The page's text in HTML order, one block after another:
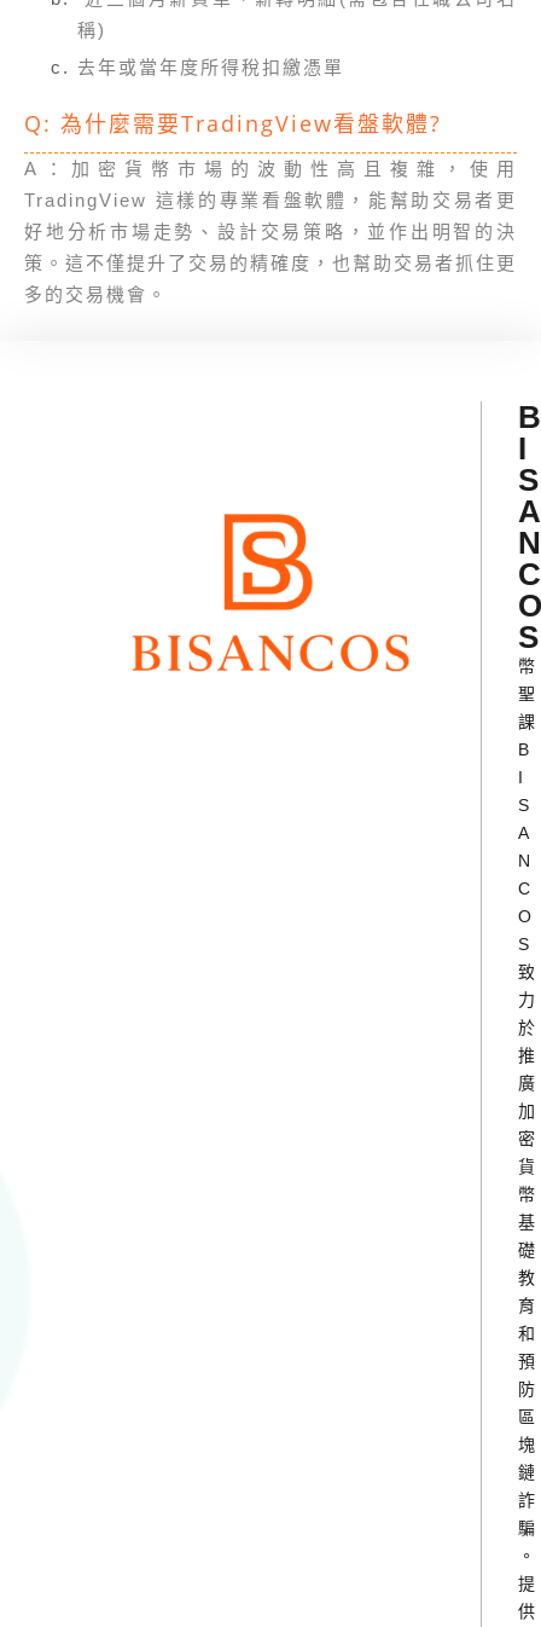
稱)
去年或當年度所得稅扣繳憑單
Q: 為什麼需要TradingView看盤軟體?
A：加密貨幣市場的波動性高且複雜，使用
TradingView 這樣的專業看盤軟體，能幫助交易者更
好地分析市場走勢、設計交易策略，並作出明智的決
策。這不僅提升了交易的精確度，也幫助交易者抓住更
多的交易機會。
B
I
S
A
N
C
O
S
幣
聖
課
B
I
S
A
N
C
O
S
致
力
於
推
廣
加
密
貨
幣
基
礎
教
育
和
預
防
區
塊
鏈
詐
騙
。
提
供